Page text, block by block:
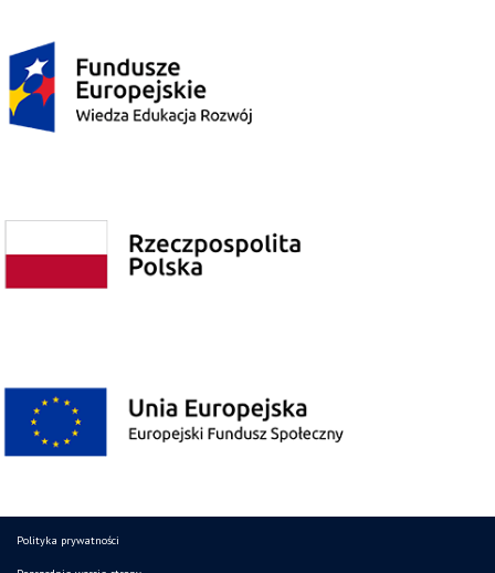
Polityka prywatności